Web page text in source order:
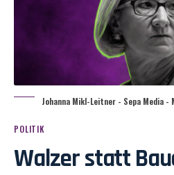
Johanna Mikl-Leitner - Sepa Media -
POLITIK
Walzer statt